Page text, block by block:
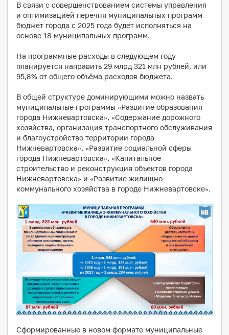
В связи с совершенствованием системы управления
и оптимизацией перечня муниципальных программ
бюджет города с 2025 года будет исполняться на
основе 18 муниципальных программ.
На программные расходы в следующем году
планируется направить 29 млрд 321 млн рублей, или
95,8% от общего объёма расходов бюджета.
В общей структуре доминирующими можно назвать
муниципальные программы «Развитие образования
города Нижневартовска», «Содержание дорожного
хозяйства, организация транспортного обслуживания
и благоустройство территории города
Нижневартовска», «Развитие социальной сферы
города Нижневартовска», «Капитальное
строительство и реконструкция объектов города
Нижневартовска» и «Развитие жилищно-
коммунального хозяйства в городе Нижневартовске».
Сформированные в новом формате муниципальные